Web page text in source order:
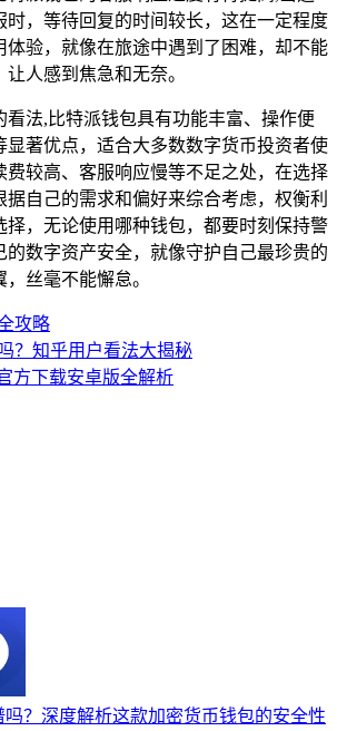
时，等待回复的时间较长，这在一定程度
体验，就像在旅途中遇到了困难，却不能
人感到焦急和无奈。
看法,比特派钱包具有功能丰富、操作便
显著优点，适合大多数数字货币投资者使
费较高、客服响应慢等不足之处，在选择
自己的需求和偏好来综合考虑，权衡利
择，无论使用哪种钱包，都要时刻保持警
的数字资产安全，就像守护自己最珍贵的
丝毫不能懈怠。
攻略
？知乎用户看法大揭秘
方下载安卓版全解析
吗？深度解析这款加密货币钱包的安全性